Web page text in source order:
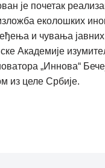
је почетак
еколошких
и чувања
Академије
„Иннова“
из целе Србије.